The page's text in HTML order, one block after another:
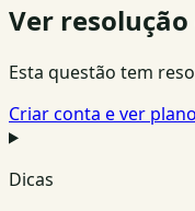
Ver
Esta questão tem
Criar conta e ver
Dicas